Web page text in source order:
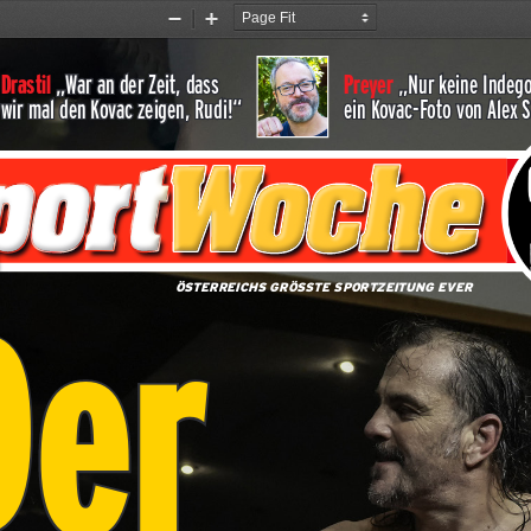
Zoom
Zoom
ÖSTERREICHS GRÖSSTE SPORTZEITUNG EVER
Drastil „War an der Zeit, dass
wir mal den Kovac zeigen, Rudi!“
Preyer „Nur keine
ein Kovac-Foto von Alex